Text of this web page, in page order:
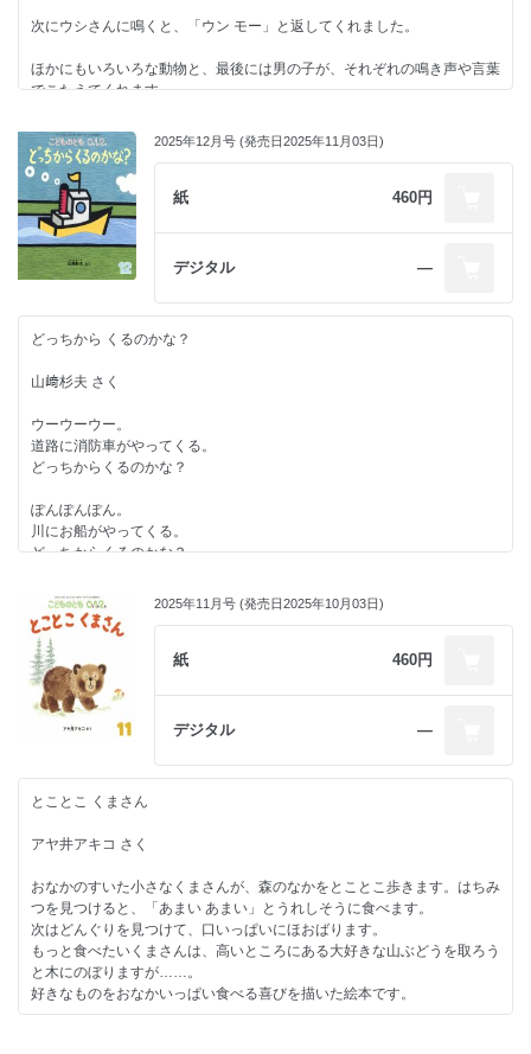
年８月号、以上福音館書店）『さわらせて』（アリス館）など。神奈川県
★絵本を楽しめるようになってきたら2～4才向きの「こどものとも年少
心旺盛なありが、今回はリビングで繰り広げるハプニングを、お楽しみい
1960年、和歌山県生まれ。主な著書に『オリオン画報』（新潮社）『極
楽さん』（晶文社）、絵本に『ありの あちち』『ありの あわわ』『もの
ものずかん』『めちゃくちゃ るすばん』『ひょうたんハウス』『アオッ
チとキーコ ひみつきちにいく』『おみまい』『ひふみよかぞえうた』
（以上、福音館書店）『ムッシーげきじょう』（教育画劇）『なにわ く
いしんぼう くらぶ』（理論社）『おちゃのじかん』（佼成出版社）など
がある。奈良県在住。
次にウシさんに鳴くと、「ウン モー」と返してくれました。
ほかにもいろいろな動物と、最後には男の子が、それぞれの鳴き声や言葉
でこたえてくれます。
交わされるあいさつのやりとりが楽しく、呼びかけたら返事をもらえるう
れしさを感じられる絵本です。
編集部より
朝、窓の外から小鳥の声が聞こえてくると、なんだか幸せな気持ちになり
ますよね。
作者の笠野裕一さんは、ウグイスが自分にあいさつしているように感じた
ご経験をきっかけに、この作品を描かれたそうです。
大きな喜びと安心感を覚えます。
るこの絵本は、こたえてもらえるうれしさを存分に感じられることでしょ
トリさんと動物たちの鳴き声を大人と子どもで交互に読んだり、鳴き声を
まねしてみたりしても楽しいですよ。
あいさつを交わす楽しみを、ぜひお子さんと味わっていただけたらうれし
著者情報
1956年、宮崎県生まれ。
絵本に『おひさま ぽかぽか』『ふねが きた！』『ちいさな ひこうき』
（「こどものとも 0.1.2.」2008年２月号）『ちいさな ふね』（「同」
2011年７月号）『ブップ ブープー』（「同」2017年６月号)『ちいさな
はこ』（「同」 2019年12月号）『おひるね』（「同」2022年８月号）
『ぷく ぷく ぷく』（「こどものとも年少版」2006年8月号）『のせて
よ！』（「同」2013年10月号）『すいかを どうぞ！』（「ちいさなかが
2025年12月号 (発売日2025年11月03日)
紙 460円
デジタル ―
どっちから くるのかな？
山﨑杉夫 さく
ウーウーウー。
道路に消防車がやってくる。
どっちからくるのかな？
ぽんぽんぽん。
川にお船がやってくる。
どっちからくるのかな？
がたがたみちにやってくるのは、ブルドーザー。
ほかにもでんしゃなど、いろいろな乗り物が画面のあちらこちらから現れ
ます。
赤ちゃんと一緒に、「どっちかな？」「今度はこっち！」と楽しめる絵本
です。
編集部より
イラストレーターの山﨑杉夫さんが、前作『あっちから こっちから』
今作では道路に加え、川や線路といったいろいろな「道」が登場し、船や
山﨑さんならではの太いりんかく線で描かれた乗り物たちは、どっしり
どことなくあたたかな人間味を感じさせます。
子どもと一緒にページをめくりながら、「どっち？」「こっち！」と楽し
んでくださいね。
著者情報
2025年11月号 (発売日2025年10月03日)
紙 460円
デジタル ―
とことこ くまさん
アヤ井アキコ さく
おなかのすいた小さなくまさんが、森のなかをとことこ歩きます。はちみ
つを見つけると、「あまい あまい」とうれしそうに食べます。
次はどんぐりを見つけて、口いっぱいにほおばります。
もっと食べたいくまさんは、高いところにある大好きな山ぶどうを取ろう
と木にのぼりますが……。
好きなものをおなかいっぱい食べる喜びを描いた絵本です。